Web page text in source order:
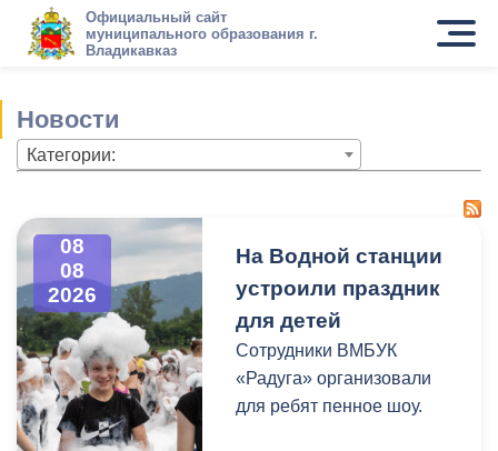
Официальный сайт
муниципального образования г.
Владикавказ
Новости
Категории:
08
08
2026
На Водной станции
устроили праздник
для детей
Сотрудники ВМБУК
«Радуга» организовали
для ребят пенное шоу.